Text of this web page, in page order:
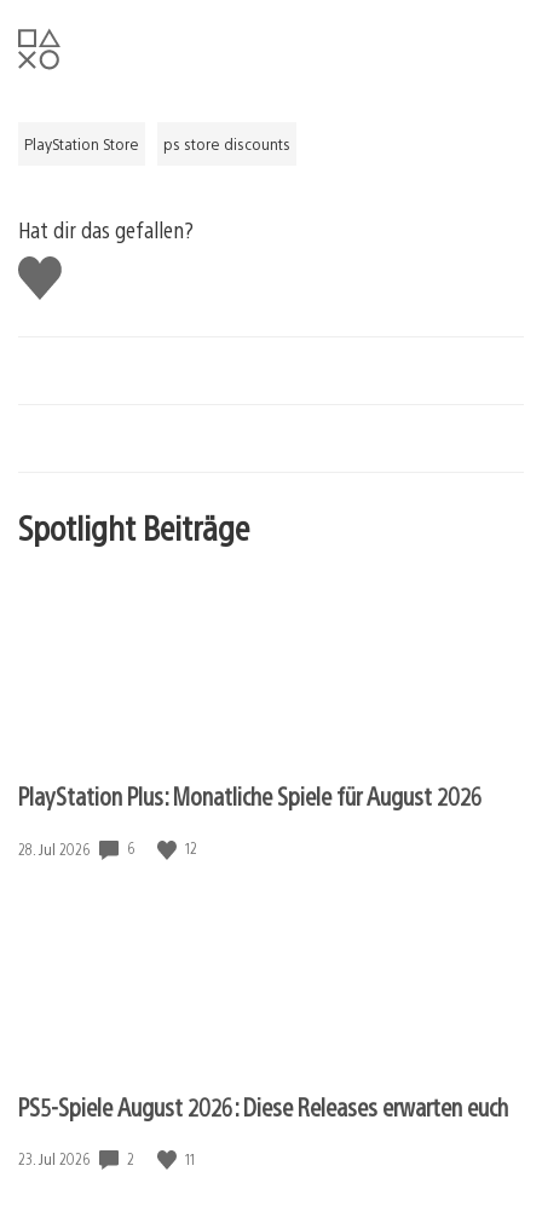
PlayStation Store ps store discounts
Hat dir das gefallen?
Gefällt
mir
Spotlight Beiträge
PlayStation Plus: Monatliche Spiele für August 2026
Veröffentlichungsdatum:
28. Jul 2026 6 12
PS5-Spiele August 2026: Diese Releases erwarten euch
Veröffentlichungsdatum:
23. Jul 2026 2 11